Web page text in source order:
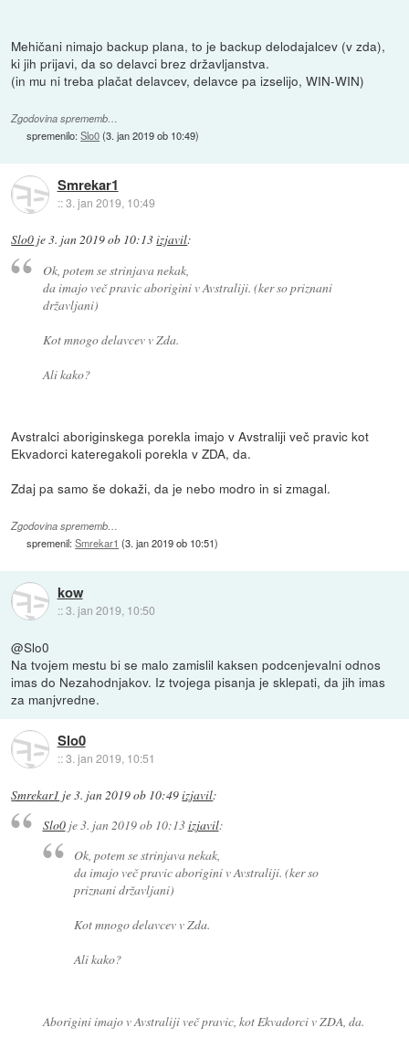
Mehičani nimajo backup plana, to je backup delodajalcev (v zda),
ki jih prijavi, da so delavci brez državljanstva.
(in mu ni treba plačat delavcev, delavce pa izselijo, WIN-WIN)
Zgodovina sprememb…
spremenilo:Slo0(3. jan 2019 ob 10:49)
Smrekar1
::3. jan 2019, 10:49
Slo0 je3. jan 2019 ob 10:13izjavil:
Ok, potem se strinjava nekak,
da imajo več pravic aborigini v Avstraliji. (ker so priznani
državljani)
Kot mnogo delavcev v Zda.
Ali kako?
Avstralci aboriginskega porekla imajo v Avstraliji več pravic kot
Ekvadorci kateregakoli porekla v ZDA, da.
Zdaj pa samo še dokaži, da je nebo modro in si zmagal.
Zgodovina sprememb…
spremenil:Smrekar1 (3. jan 2019 ob 10:51)
kow
::3. jan 2019, 10:50
@Slo0
Na tvojem mestu bi se malo zamislil kaksen podcenjevalni odnos
imas do Nezahodnjakov. Iz tvojega pisanja je sklepati, da jih imas
za manjvredne.
Slo0
::3. jan 2019, 10:51
Smrekar1 je3. jan 2019 ob 10:49izjavil:
Slo0je3. jan 2019 ob 10:13izjavil:
Ok, potem se strinjava nekak,
da imajo več pravic aborigini v Avstraliji. (ker so
priznani državljani)
Kot mnogo delavcev v Zda.
Ali kako?
Aborigini imajo v Avstraliji več pravic, kot Ekvadorci v ZDA, da.